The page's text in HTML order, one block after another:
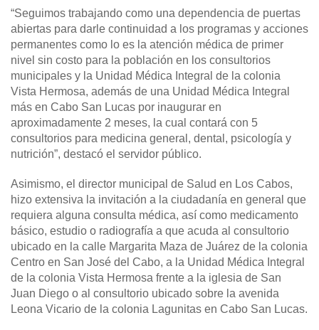
“Seguimos trabajando como una dependencia de puertas
abiertas para darle continuidad a los programas y acciones
permanentes como lo es la atención médica de primer
nivel sin costo para la población en los consultorios
municipales y la Unidad Médica Integral de la colonia
Vista Hermosa, además de una Unidad Médica Integral
más en Cabo San Lucas por inaugurar en
aproximadamente 2 meses, la cual contará con 5
consultorios para medicina general, dental, psicología y
nutrición”, destacó el servidor público.
Asimismo, el director municipal de Salud en Los Cabos,
hizo extensiva la invitación a la ciudadanía en general que
requiera alguna consulta médica, así como medicamento
básico, estudio o radiografía a que acuda al consultorio
ubicado en la calle Margarita Maza de Juárez de la colonia
Centro en San José del Cabo, a la Unidad Médica Integral
de la colonia Vista Hermosa frente a la iglesia de San
Juan Diego o al consultorio ubicado sobre la avenida
Leona Vicario de la colonia Lagunitas en Cabo San Lucas.